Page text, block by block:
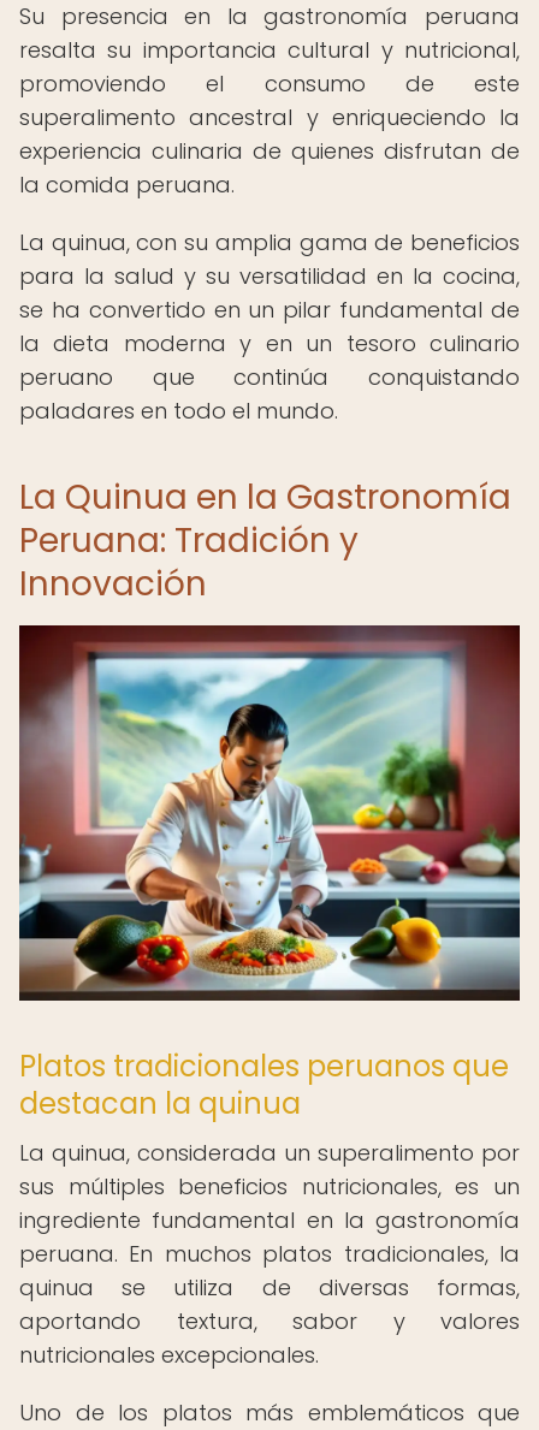
Su presencia en la gastronomía peruana
resalta su importancia cultural y nutricional,
promoviendo el consumo de este
superalimento ancestral y enriqueciendo la
experiencia culinaria de quienes disfrutan de
la comida peruana.
La quinua, con su amplia gama de beneficios
para la salud y su versatilidad en la cocina,
se ha convertido en un pilar fundamental de
la dieta moderna y en un tesoro culinario
peruano que continúa conquistando
paladares en todo el mundo.
La Quinua en la Gastronomía
Peruana: Tradición y
Innovación
Platos tradicionales peruanos que
destacan la quinua
La quinua, considerada un superalimento por
sus múltiples beneficios nutricionales, es un
ingrediente fundamental en la gastronomía
peruana. En muchos platos tradicionales, la
quinua se utiliza de diversas formas,
aportando textura, sabor y valores
nutricionales excepcionales.
Uno de los platos más emblemáticos que